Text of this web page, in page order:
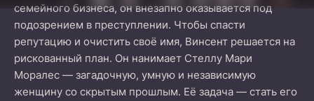
семейного бизнеса, он внезапно оказывается под
подозрением в преступлении. Чтобы спасти
репутацию и очистить своё имя, Винсент решается на
рискованный план. Он нанимает Стеллу Мари
Моралес — загадочную, умную и независимую
женщину со скрытым прошлым. Её задача — стать его